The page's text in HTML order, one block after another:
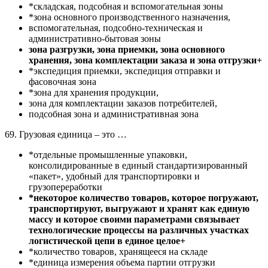
*складская, подсобная и вспомогательная зоны
*зона основного производственного назначения,
вспомогательная, подсобно-техническая и
административно-бытовая зоны
зона разгрузки, зона приемки, зона основного
хранения, зона комплектации заказа и зона отгрузки+
*экспедиция приемки, экспедиция отправки и
фасовочная зона
*зона для хранения продукции,
зона для комплектации заказов потребителей,
подсобная зона и административная зона
69. Грузовая единица – это …
*отдельные промышленные упаковки,
консолидированные в единый стандартизированный
«пакет», удобный для транспортировки и
грузопереработки
*некоторое количество товаров, которое погружают,
транспортируют, выгружают и хранят как единую
массу и которое своими параметрами связывает
технологические процессы на различных участках
логистической цепи в единое целое+
*количество товаров, хранящееся на складе
*единица измерения объема партии отгрузки